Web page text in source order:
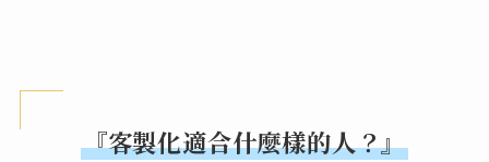
『客製化適合什麼樣的人？』